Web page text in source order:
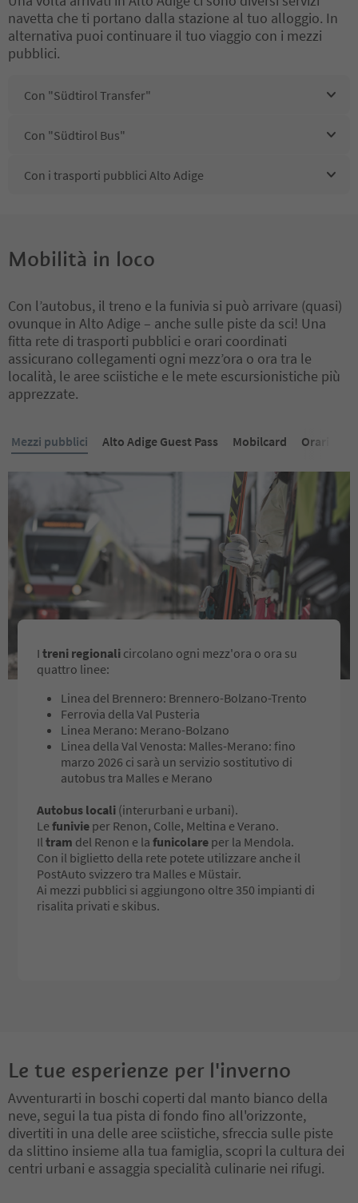
navetta che ti portano dalla stazione al tuo alloggio. In
alternativa puoi continuare il tuo viaggio con i mezzi
pubblici.
Con "Südtirol Transfer"
Con "Südtirol Bus"
Con i trasporti pubblici Alto Adige
Mobilità in loco
Con l’autobus, il treno e la funivia si può arrivare (quasi)
ovunque in Alto Adige – anche sulle piste da sci! Una
fitta rete di trasporti pubblici e orari coordinati
assicurano collegamenti ogni mezz’ora o ora tra le
località, le aree sciistiche e le mete escursionistiche più
apprezzate.
Mezzi pubblici Alto Adige Guest Pass Mobilcard Orari &
I treni regionali circolano ogni mezz'ora o ora su
quattro linee:
Linea del Brennero: Brennero-Bolzano-Trento
Ferrovia della Val Pusteria
Linea Merano: Merano-Bolzano
Linea della Val Venosta: Malles-Merano: fino
marzo 2026 ci sarà un servizio sostitutivo di
autobus tra Malles e Merano
Autobus locali (interurbani e urbani).
Le funivie per Renon, Colle, Meltina e Verano.
Il tram del Renon e la funicolare per la Mendola.
Con il biglietto della rete potete utilizzare anche il
PostAuto svizzero tra Malles e Müstair.
Ai mezzi pubblici si aggiungono oltre 350 impianti di
risalita privati e skibus.
Le tue esperienze per l'inverno
Avventurarti in boschi coperti dal manto bianco della
neve, segui la tua pista di fondo fino all'orizzonte,
divertiti in una delle aree sciistiche, sfreccia sulle piste
da slittino insieme alla tua famiglia, scopri la cultura dei
centri urbani e assaggia specialità culinarie nei rifugi.